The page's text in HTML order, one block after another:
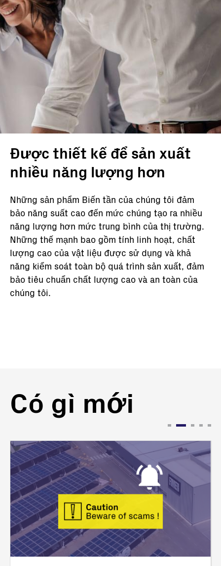
Được thiết kế để sản xuất
nhiều năng lượng hơn
Những sản phẩm Biến tần của chúng tôi đảm
bảo năng suất cao đến mức chúng tạo ra nhiều
năng lượng hơn mức trung bình của thị trường.
Những thế mạnh bao gồm tính linh hoạt, chất
lượng cao của vật liệu được sử dụng và khả
năng kiểm soát toàn bộ quá trình sản xuất, đảm
bảo tiêu chuẩn chất lượng cao và an toàn của
chúng tôi.
Có gì mới